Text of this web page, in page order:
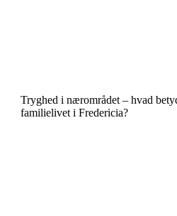
Tryghed i nærområdet – hvad
familielivet i Fredericia?